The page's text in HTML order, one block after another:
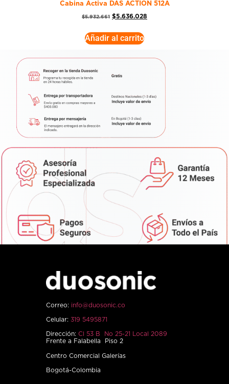
Cabina Activa DAS ACTION 512A
$5.932.661 $5.636.028
Añadir al carrito
Correo: info@duosonic.co
Celular: 319 5495871
Dirección: Cl 53 B No 25-21 Local 2089
Frente a Falabella Piso 2
Centro Comercial Galerías
Bogotá-Colombia